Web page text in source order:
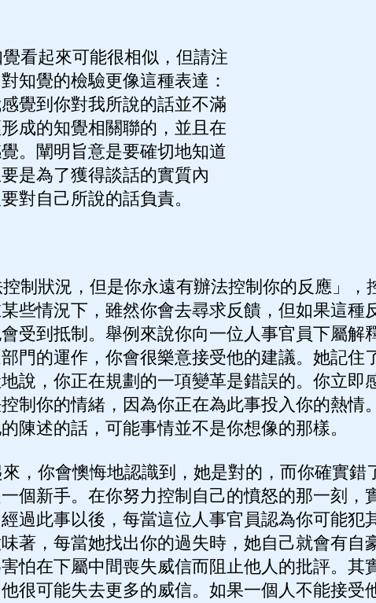
看起來可能很相似，但請注
知覺的檢驗更像這種表達：
感覺到你對我所說的話並不滿
成的知覺相關聯的，並且在
。闡明旨意是要確切地知道
是為了獲得談話的實質內
對自己所說的話負責。
制狀況，但是你永遠有辦法控制你的反應」，
些情況下，雖然你會去尋求反饋，但如果這種
受到抵制。舉例來說你向一位人事官員下屬解
門的運作，你會很樂意接受他的建議。她記住
說，你正在規劃的一項變革是錯誤的。你立即
制你的情緒，因為你正在為此事投入你的熱情
陳述的話，可能事情並不是你想像的那樣。
，你會懊悔地認識到，她是對的，而你確實錯
個新手。在你努力控制自己的憤怒的那一刻，
過此事以後，每當這位人事官員認為你可能犯
著，每當她找出你的過失時，她自己就會有自
怕在下屬中間喪失威信而阻止他人的批評。其
很可能失去更多的威信。如果一個人不能接受